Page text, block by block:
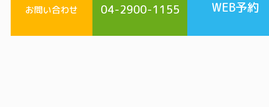
お問い合わせ
04-2900-1155 WEB予約